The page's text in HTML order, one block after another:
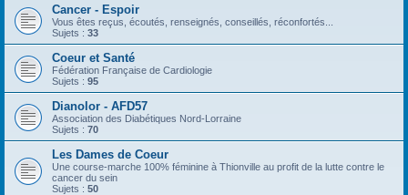
Cancer - Espoir
Vous êtes reçus, écoutés, renseignés, conseillés, réconfortés...
Sujets : 33
Coeur et Santé
Fédération Française de Cardiologie
Sujets : 95
Dianolor - AFD57
Association des Diabétiques Nord-Lorraine
Sujets : 70
Les Dames de Coeur
Une course-marche 100% féminine à Thionville au profit de la lutte contre le
cancer du sein
Sujets : 50